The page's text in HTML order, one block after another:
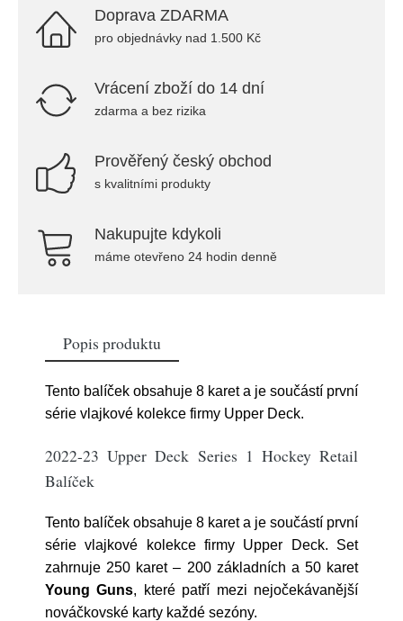
Doprava ZDARMA
pro objednávky nad 1.500 Kč
Vrácení zboží do 14 dní
zdarma a bez rizika
Prověřený český obchod
s kvalitními produkty
Nakupujte kdykoli
máme otevřeno 24 hodin denně
Popis produktu
Tento balíček obsahuje 8 karet a je součástí první
série vlajkové kolekce firmy Upper Deck.
2022-23 Upper Deck Series 1 Hockey Retail
Balíček
Tento balíček obsahuje 8 karet a je součástí první
série vlajkové kolekce firmy Upper Deck. Set
zahrnuje 250 karet – 200 základních a 50 karet
Young Guns, které patří mezi nejočekávanější
nováčkovské karty každé sezóny.